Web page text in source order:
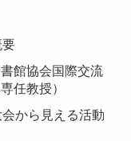
館協会国際交流
任教授）
から見える活動